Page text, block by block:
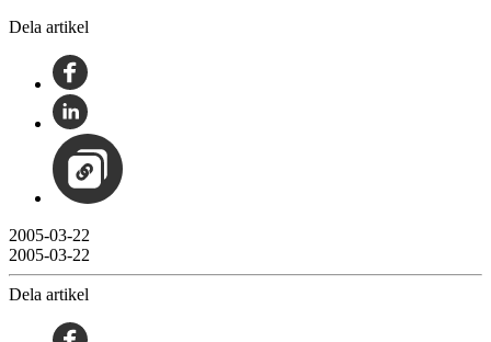
Dela artikel
2005-03-22
2005-03-22
Dela artikel